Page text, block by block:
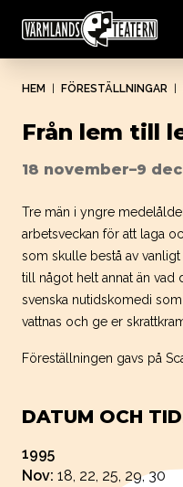
HEM FÖRESTÄLLNINGAR
Från lem till
18 november–9
Tre män i yngre
arbetsveckan för att laga
som skulle bestå av
till något helt annat än vad
svenska nutidskomedi
vattnas och ge er
Föreställningen gavs på
DATUM OCH
1995
Nov: 18, 22, 25, 29, 30